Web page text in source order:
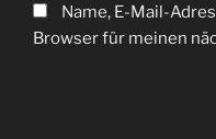
Name, E-Mail-
Browser für meinen